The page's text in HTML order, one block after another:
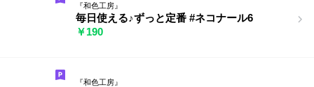
『和色工房』
毎日使える♪ずっと定番 #ネコナール6
￥190
『和色工房』